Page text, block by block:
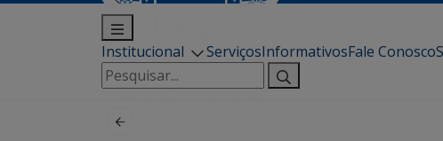
Institucional ServiçosInformativosFale Conosco
Pesquisar
por: